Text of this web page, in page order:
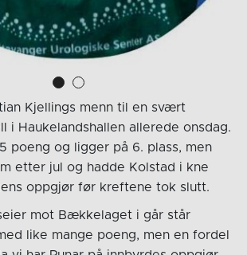
Kjellings menn til en svært
i Haukelandshallen allerede onsdag.
poeng og ligger på 6. plass, men
etter jul og hadde Kolstad i kne
oppgjør før kreftene tok slutt.
mot Bækkelaget i går står
like mange poeng, men en fordel